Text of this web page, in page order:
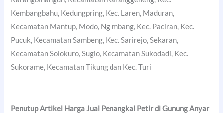
Kembangbahu, Kedungpring, Kec. Laren, Maduran,
Kecamatan Mantup, Modo, Ngimbang, Kec. Paciran, Kec.
Pucuk, Kecamatan Sambeng, Kec. Sarirejo, Sekaran,
Kecamatan Solokuro, Sugio, Kecamatan Sukodadi, Kec.
Sukorame, Kecamatan Tikung dan Kec. Turi
Penutup Artikel Harga Jual Penangkal Petir di Gunung Anyar